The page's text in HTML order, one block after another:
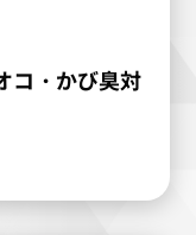
コ・かび臭対